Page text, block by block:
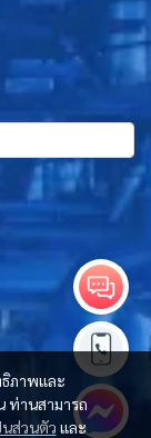
ภาพและ
ท่านสามารถ
ส่วนตัว และ